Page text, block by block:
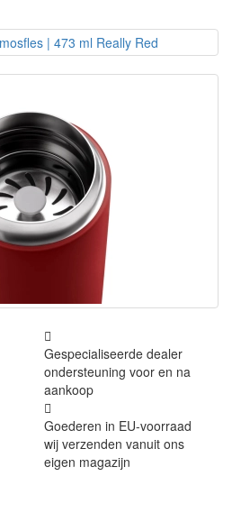
Gespecialiseerde dealer
ondersteuning voor en na
aankoop
Goederen in EU-voorraad
wij verzenden vanuit ons
eigen magazijn